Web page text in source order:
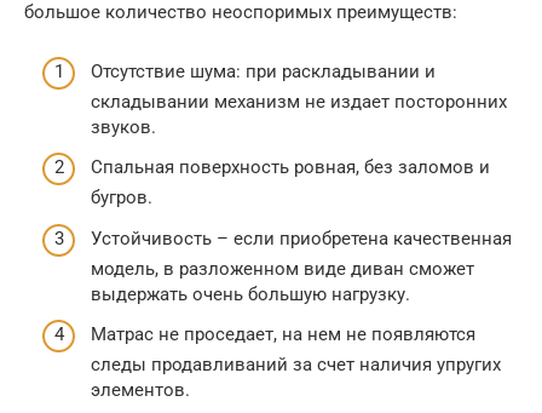
большое количество неоспоримых преимуществ:
Отсутствие шума: при раскладывании и
складывании механизм не издает посторонних
звуков.
Спальная поверхность ровная, без заломов и
бугров.
Устойчивость – если приобретена качественная
модель, в разложенном виде диван сможет
выдержать очень большую нагрузку.
Матрас не проседает, на нем не появляются
следы продавливаний за счет наличия упругих
элементов.